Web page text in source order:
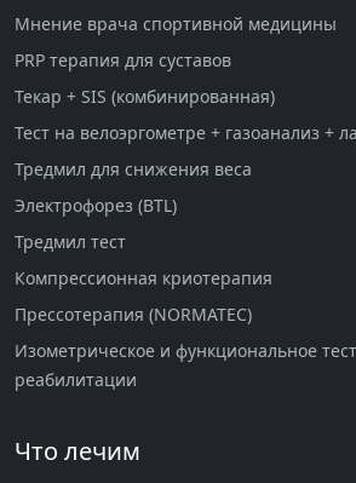
Мнение врача спортивной медицины
PRP терапия для суставов
Текар + SIS (комбинированная)
Тест на велоэргометре + газоанализ +
Тредмил для снижения веса
Электрофорез (BTL)
Тредмил тест
Компрессионная криотерапия
Прессотерапия (NORMATEC)
Изометрическое и функциональное
реабилитации
Что лечим